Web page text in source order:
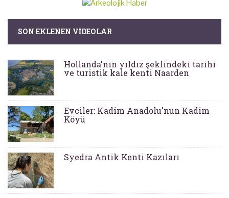
SON EKLENEN VIDEOLAR
Hollanda'nın yıldız şeklindeki tarihi
ve turistik kale kenti Naarden
Evciler: Kadim Anadolu'nun Kadim
Köyü
Syedra Antik Kenti Kazıları